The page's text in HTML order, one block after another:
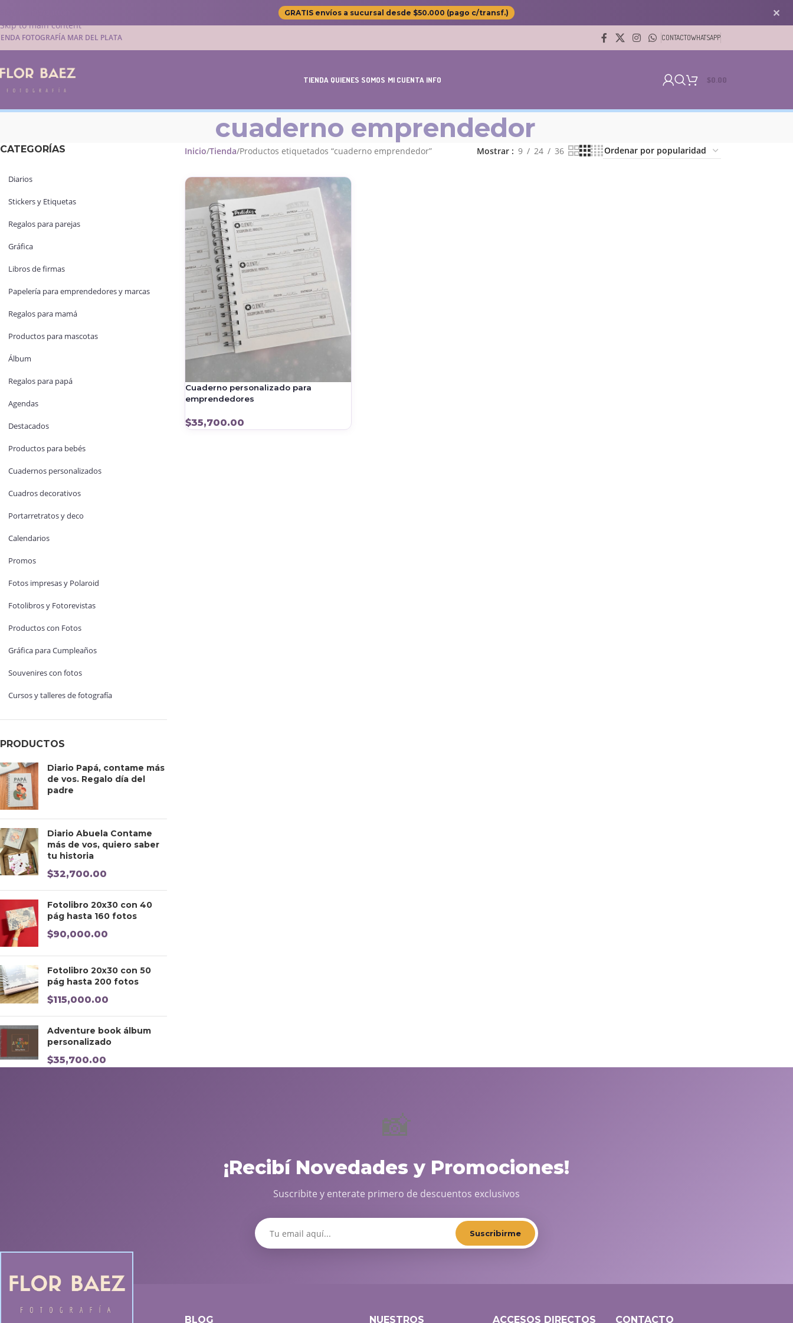
Skip to main content
GRATIS envíos a sucursal desde $50.000 (pago c/transf.) ✕
FOTOGRAFÍA MAR DEL PLATA CONTACTOWHATSAPP
TIENDA QUIENES SOMOS MI CUENTA INFO $0.00
cuaderno emprendedor
CATEGORÍAS
Diarios
Stickers y Etiquetas
Regalos para parejas
Gráfica
Libros de firmas
Papelería para emprendedores y marcas
Regalos para mamá
Productos para mascotas
Álbum
Regalos para papá
Agendas
Destacados
Productos para bebés
Cuadernos personalizados
Cuadros decorativos
Portarretratos y deco
Calendarios
Promos
Fotos impresas y Polaroid
Fotolibros y Fotorevistas
Productos con Fotos
Gráfica para Cumpleaños
Souvenires con fotos
Cursos y talleres de fotografía
PRODUCTOS
Diario Papá, contame más
de vos. Regalo día del
padre
Diario Abuela Contame
más de vos, quiero saber
tu historia
$32,700.00
Fotolibro 20x30 con 40
pág hasta 160 fotos
$90,000.00
Fotolibro 20x30 con 50
pág hasta 200 fotos
$115,000.00
Adventure book álbum
personalizado
$35,700.00
Inicio Tienda Productos etiquetados “cuaderno emprendedor” Mostrar 9 24 36
Cuaderno personalizado para
emprendedores
$35,700.00
📸
¡Recibí Novedades y Promociones!
Suscribite y enterate primero de descuentos exclusivos
Suscribirme
BLOG NUESTROS ACCESOS DIRECTOS CONTACTO